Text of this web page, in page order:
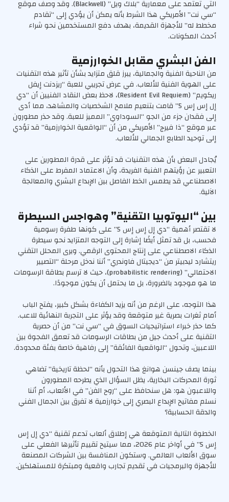
التي تعتمد على معمارية “بلاك ويل” (Blackwell). وقد وصف موقع
“سي نت” الأمريكي هذا الشرط بأنه يمكن أن يؤدي إلى “تقادم
مخطط له” للأجهزة القديمة، بهدف دفع المستخدمين نحو شراء
أحدث المكونات.
الفن البشري مقابل الخوارزمية
من الناحية الفنية والجمالية، يبرز قلق متزايد بشأن تأثير هذه التقنيات
على الهوية الفنية للألعاب. في عرض تجريبي للعبة “ريزدنت إيفل
ريكويم” (Resident Evil Requiem)، لاحظ بعض النقاد الفنيين أن “دي
إل إس إس 5” قامت بتنعيم ملامح الشخصيات والمشاهد، مما أدى
إلى فقدان جزء من الجو “السوداوي” المميز للعبة. وقد حذر مطورون
عبر موقع “ذا فيرج” الأمريكي من أن “الواقعية الخوارزمية” قد تؤدي
إلى توحيد الطابع الجمالي للألعاب.
يُجادل البعض بأن هذه التقنيات قد تؤثر على قدرة المطورين على
التعبير عن رؤيتهم الفنية الفريدة، وأن الاعتماد المفرط على الذكاء
الاصطناعي قد يطمس الخط الفاصل بين الإبداع البشري والمعالجة
الآلية.
بين “اليوتوبيا التقنية” وهواجس السيطرة
لا تقتصر أهمية “دي إل إس إس 5” على كونها طفرة رسومية
فحسب، بل قد تمثل أيضًا إشارة إلى التوجه المتزايد نحو سيطرة
الذكاء الاصطناعي على إنتاج المحتوى الرقمي. ويرى المحلل التقني
ريتشارد ليدبيتر من “ديجيتال فاوندري” أننا ندخل مرحلة “التصيير
الاحتمالي” (probabilistic rendering)، حيث لا ترسم بطاقة الرسومات
ما هو موجود بالضرورة، بل ما يحتمل أن يكون موجودًا.
هذا التوجه، على الرغم من أنه يزيد الكفاءة بشكل كبير، يفتح الباب
أمام ثغرات بصرية غير متوقعة وقد يؤثر على التجربة النهائية للاعب.
كما حذر خبراء استراتيجيات السوق في “سي نت” من أن حصرية
التقنية على أحدث جيل من بطاقات الرسومات قد تعمق الفجوة بين
اللاعبين، وتحول “الواقعية الفائقة” إلى رفاهية خاصة بفئة محدودة.
بينما يصف جينسن هوانغ هذا التحول بأنه “لحظة تاريخية” تضاهي
ثورة المحركات البخارية، يظل السؤال الذي يطرحه المطورون
واللاعبون هو: هل سنحافظ على “روح الفن” في الألعاب، أم أننا
نسلم مفاتيح الإبداع البصري إلى خوارزمية لا تفرق بين الجمال الفني
والدقة الحسابية؟
الخطوة التالية المتوقعة هي إطلاق ألعاب تدعم تقنية “دي إل إس
إس 5” في أواخر عام 2026، مما سيتيح تقييم تأثيرها الفعلي على
سوق الألعاب العالمي. وستكون المنافسة بين الشركات المصنعة
للأجهزة والبرمجيات في تقديم تجارب واقعية ومبتكرة للمستهلكين.